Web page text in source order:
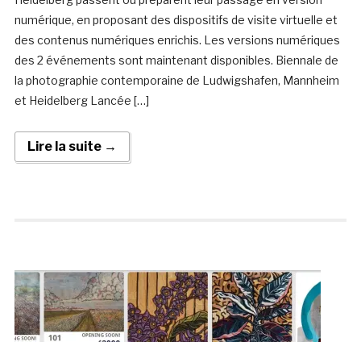
numérique, en proposant des dispositifs de visite virtuelle et
des contenus numériques enrichis. Les versions numériques
des 2 événements sont maintenant disponibles. Biennale de
la photographie contemporaine de Ludwigshafen, Mannheim
et Heidelberg Lancée […]
Lire la suite →